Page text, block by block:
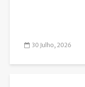
30 Julho, 2026